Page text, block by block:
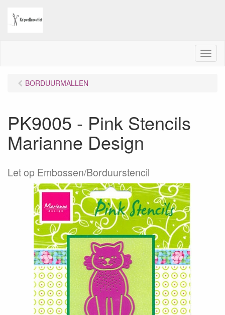
M
e
BORDUURMALLEN
PK9005 - Pink Stencils
Marianne Design
Let op Embossen/Borduurstencil